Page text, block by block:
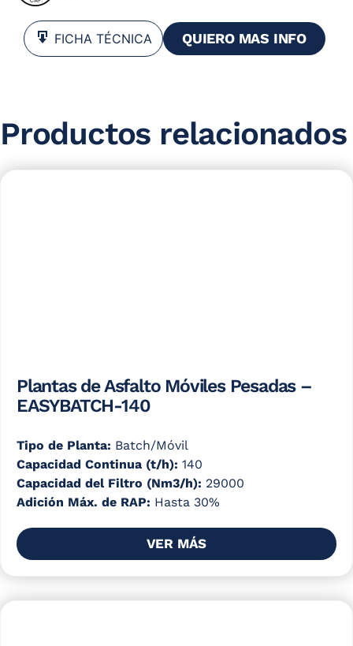
QUIERO MAS INFO
FICHA TÉCNICA
Productos relacionados
Plantas de Asfalto Móviles Pesadas –
EASYBATCH-140
Tipo de Planta: Batch/Móvil
Capacidad Continua (t/h): 140
Capacidad del Filtro (Nm3/h): 29000
Adición Máx. de RAP: Hasta 30%
VER MÁS